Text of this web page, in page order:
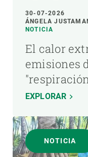
30-07-2026
ÁNGELA
NOTICIA
El calor
emisiones
EXPLORAR
NOTICIA